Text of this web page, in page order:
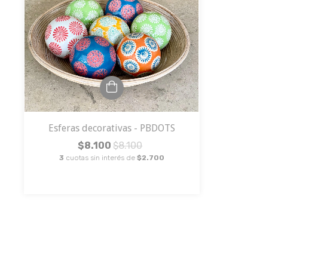
Esferas decorativas - PBDOTS
$8.100$8.100
3 cuotas sin interés de $2.700